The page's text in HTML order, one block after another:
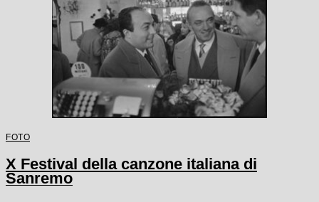
FOTO
X Festival della canzone italiana di
Sanremo